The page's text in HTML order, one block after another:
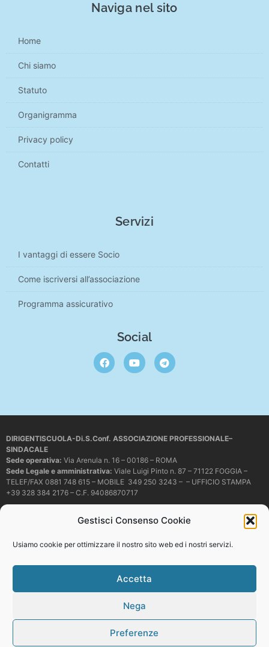
Gestisci Consenso Cookie
Usiamo cookie per ottimizzare il nostro sito web ed i nostri servizi.
Accetta
Nega
Preferenze
Naviga nel sito
Home
Chi siamo
Statuto
Organigramma
Privacy policy
Contatti
Servizi
I vantaggi di essere Socio
Come iscriversi all’associazione
Programma assicurativo
Social
DIRIGENTISCUOLA-Di.S.Conf. ASSOCIAZIONE PROFESSIONALE–
SINDACALE
Sede operativa: Via Arenula n. 16 – 00186 – ROMA
Sede Legale e amministrativa: Viale Luigi Pinto n. 87 – 71122 FOGGIA –
TELEF/FAX 0881 748 615 – MOBILE 349 250 3243 – – UFFICIO STAMPA
+39 328 384 2176 – C.F. 94086870717
dirigentiscuola@pec.it
copiare o riprodurre in alcun modo i contenuti presenti in questo sito se non